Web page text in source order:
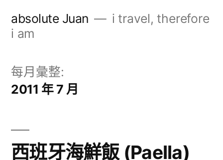
absolute Juan
i travel, therefore
i am
每月彙整:
2011 年 7 月
西班牙海鮮飯 (Paella)